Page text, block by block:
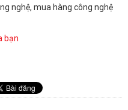
nghệ, mua hàng công nghệ
bạn